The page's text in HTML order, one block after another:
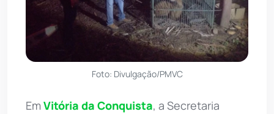
Foto: Divulgação/PMVC
EmVitória da Conquista, a Secretaria